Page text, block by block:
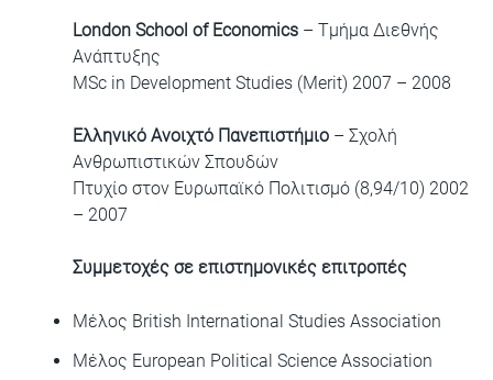
London School of Economics– Τμήμα Διεθνής
Ανάπτυξης
MSc in Development Studies (Merit) 2007 – 2008
Ελληνικό Ανοιχτό Πανεπιστήμιο– Σχολή
Ανθρωπιστικών Σπουδών
Πτυχίο στον Ευρωπαϊκό Πολιτισμό (8,94/10) 2002
– 2007
Συμμετοχές σε επιστημονικές επιτροπές
Μέλος British International Studies Association
Μέλος European Political Science Association